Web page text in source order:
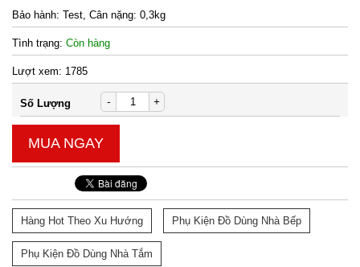
Bảo hành: Test, Cân nặng: 0,3kg
Tình trạng: Còn hàng
Lượt xem: 1785
Số Lượng - +
MUA NGAY
Hàng Hot Theo Xu Hướng Phụ Kiện Đồ Dùng Nhà Bếp
Phụ Kiện Đồ Dùng Nhà Tắm